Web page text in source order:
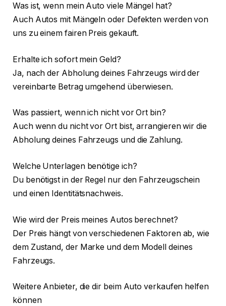
Was ist, wenn mein Auto viele Mängel hat?
Auch Autos mit Mängeln oder Defekten werden von
uns zu einem fairen Preis gekauft.
Erhalte ich sofort mein Geld?
Ja, nach der Abholung deines Fahrzeugs wird der
vereinbarte Betrag umgehend überwiesen.
Was passiert, wenn ich nicht vor Ort bin?
Auch wenn du nicht vor Ort bist, arrangieren wir die
Abholung deines Fahrzeugs und die Zahlung.
Welche Unterlagen benötige ich?
Du benötigst in der Regel nur den Fahrzeugschein
und einen Identitätsnachweis.
Wie wird der Preis meines Autos berechnet?
Der Preis hängt von verschiedenen Faktoren ab, wie
dem Zustand, der Marke und dem Modell deines
Fahrzeugs.
Weitere Anbieter, die dir beim Auto verkaufen helfen
können